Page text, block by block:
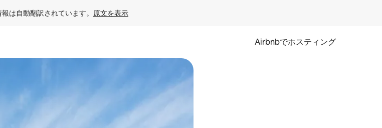
は自動翻訳されています。 原文を表示
Airbnbでホスティング